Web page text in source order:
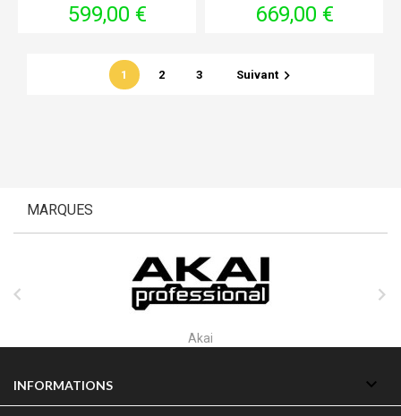
Prix
599,00 € Prix
669,00 €
1 2 3 Suivant 
MARQUES

Alctron

INFORMATIONS
